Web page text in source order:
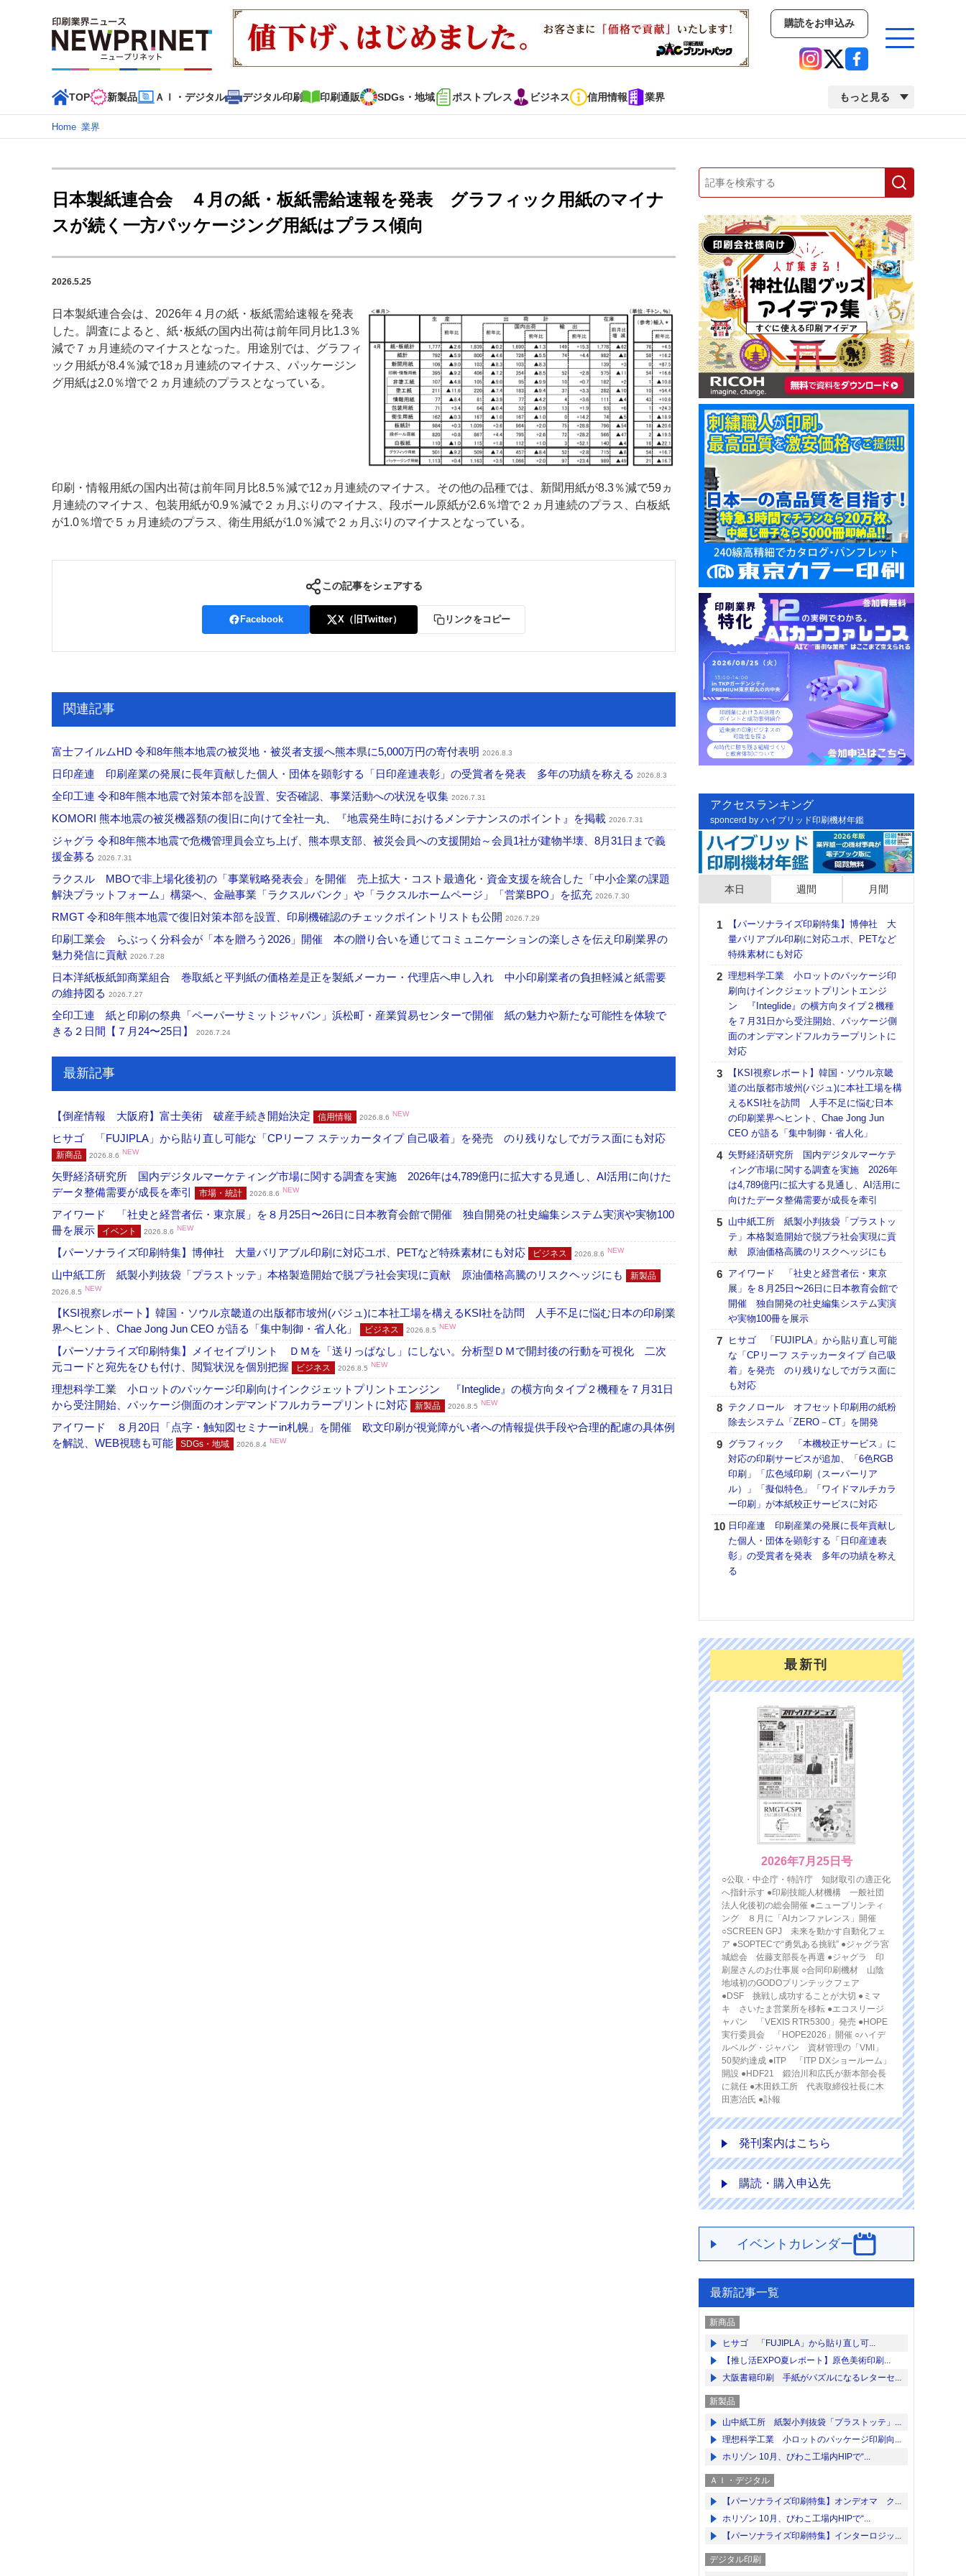
購読をお申込み
TOP 新製品 ＡＩ・デジタル デジタル印刷 印刷通販 SDGs・地域 ポストプレス ビジネス 信用情報 業界 もっと見る
イベント
インデックス
TOP 新着記事 特集記事 動画コンテンツ インタビュー コレクション
カテゴリー一覧
新商品 新製品 ＡＩ・デジタル デジタル印刷 印刷通販 SDGs・地域 市場・統計 人事・移転・異動・訃報
特集記事カテゴリー一覧
中古印刷機・製本機特集
2022 検査・校正特集
特集・デジタル印刷 ～ 新成長軌道を描く
案内
発刊案内 JFPI印刷用語集 印刷機材年鑑
お問い合わせ
Home–業界
日本製紙連合会 ４月の紙・板紙需給速報を発表 グラフィック用紙のマイナ
スが続く一方パッケージング用紙はプラス傾向
2026.5.25
日本製紙連合会は、2026年４月の紙・板紙需給速報を発表
した。調査によると、紙･板紙の国内出荷は前年同月比1.3％
減で７ヵ月連続のマイナスとなった。用途別では、グラフィ
ック用紙が8.4％減で18ヵ月連続のマイナス、パッケージン
グ用紙は2.0％増で２ヵ月連続のプラスとなっている。
印刷・情報用紙の国内出荷は前年同月比8.5％減で12ヵ月連続のマイナス。その他の品種では、新聞用紙が8.3％減で59ヵ
月連続のマイナス、包装用紙が0.9％減で２ヵ月ぶりのマイナス、段ボール原紙が2.6％増で２ヵ月連続のプラス、白板紙
が1.0％増で５ヵ月連続のプラス、衛生用紙が1.0％減で２ヵ月ぶりのマイナスとなっている。
この記事をシェアする
Facebook X（旧Twitter） リンクをコピー
関連記事
富士フイルムHD 令和8年熊本地震の被災地・被災者支援へ熊本県に5,000万円の寄付表明 2026.8.3
日印産連 印刷産業の発展に長年貢献した個人・団体を顕彰する「日印産連表彰」の受賞者を発表 多年の功績を称える 2026.8.3
全印工連 令和8年熊本地震で対策本部を設置、安否確認、事業活動への状況を収集 2026.7.31
KOMORI 熊本地震の被災機器類の復旧に向けて全社一丸、『地震発生時におけるメンテナンスのポイント』を掲載 2026.7.31
ジャグラ 令和8年熊本地震で危機管理員会立ち上げ、熊本県支部、被災会員への支援開始～会員1社が建物半壊、8月31日まで義
援金募る 2026.7.31
ラクスル MBOで非上場化後初の「事業戦略発表会」を開催 売上拡大・コスト最適化・資金支援を統合した「中小企業の課題
解決プラットフォーム」構築へ、金融事業「ラクスルバンク」や「ラクスルホームページ」「営業BPO」を拡充 2026.7.30
RMGT 令和8年熊本地震で復旧対策本部を設置、印刷機確認のチェックポイントリストも公開 2026.7.29
印刷工業会 らぶっく分科会が「本を贈ろう2026」開催 本の贈り合いを通じてコミュニケーションの楽しさを伝え印刷業界の
魅力発信に貢献 2026.7.28
日本洋紙板紙卸商業組合 巻取紙と平判紙の価格差是正を製紙メーカー・代理店へ申し入れ 中小印刷業者の負担軽減と紙需要
の維持図る 2026.7.27
全印工連 紙と印刷の祭典「ペーパーサミットジャパン」浜松町・産業貿易センターで開催 紙の魅力や新たな可能性を体験で
きる２日間【７月24〜25日】
2026.7.24
最新記事
【倒産情報 大阪府】富士美術 破産手続き開始決定 信用情報 2026.8.6 NEW
ヒサゴ 「FUJIPLA」から貼り直し可能な「CPリーフ ステッカータイプ 自己吸着」を発売 のり残りなしでガラス面にも対応
新商品 2026.8.6 NEW
矢野経済研究所 国内デジタルマーケティング市場に関する調査を実施 2026年は4,789億円に拡大する見通し、AI活用に向けた
データ整備需要が成長を牽引
市場・統計 2026.8.6 NEW
アイワード 「社史と経営者伝・東京展」を８月25日〜26日に日本教育会館で開催 独自開発の社史編集システム実演や実物100
冊を展示
イベント 2026.8.6 NEW
【パーソナライズ印刷特集】博伸社 大量バリアブル印刷に対応ユポ、PETなど特殊素材にも対応 ビジネス 2026.8.6 NEW
山中紙工所 紙製小判抜袋「プラストッテ」本格製造開始で脱プラ社会実現に貢献 原油価格高騰のリスクヘッジにも 新製品
2026.8.5 NEW
【KSI視察レポート】韓国・ソウル京畿道の出版都市坡州(パジュ)に本社工場を構えるKSI社を訪問 人手不足に悩む日本の印刷業
界へヒント、Chae Jong Jun CEO が語る「集中制御・省人化」
ビジネス 2026.8.5 NEW
【パーソナライズ印刷特集】メイセイプリント ＤＭを「送りっぱなし」にしない。分析型ＤＭで開封後の行動を可視化 二次
元コードと宛先をひも付け、閲覧状況を個別把握
ビジネス 2026.8.5 NEW
理想科学工業 小ロットのパッケージ印刷向けインクジェットプリントエンジン 『Integlide』の横方向タイプ２機種を７月31日
から受注開始、パッケージ側面のオンデマンドフルカラープリントに対応
新製品 2026.8.5 NEW
アイワード ８月20日「点字・触知図セミナーin札幌」を開催 欧文印刷が視覚障がい者への情報提供手段や合理的配慮の具体例
を解説、WEB視聴も可能
SDGs・地域 2026.8.4 NEW
アクセスランキング
sponcerd by ハイブリッド印刷機材年鑑
本日 週間 月間
【パーソナライズ印刷特集】博伸社 大
量バリアブル印刷に対応ユポ、PETなど
特殊素材にも対応
理想科学工業 小ロットのパッケージ印
刷向けインクジェットプリントエンジ
ン 『Integlide』の横方向タイプ２機種
を７月31日から受注開始、パッケージ側
面のオンデマンドフルカラープリントに
対応
【KSI視察レポート】韓国・ソウル京畿
道の出版都市坡州(パジュ)に本社工場を構
えるKSI社を訪問 人手不足に悩む日本
の印刷業界へヒント、Chae Jong Jun
CEO が語る「集中制御・省人化」
矢野経済研究所 国内デジタルマーケテ
ィング市場に関する調査を実施 2026年
は4,789億円に拡大する見通し、AI活用に
向けたデータ整備需要が成長を牽引
山中紙工所 紙製小判抜袋「プラストッ
テ」本格製造開始で脱プラ社会実現に貢
献 原油価格高騰のリスクヘッジにも
アイワード 「社史と経営者伝・東京
展」を８月25日〜26日に日本教育会館で
開催 独自開発の社史編集システム実演
や実物100冊を展示
ヒサゴ 「FUJIPLA」から貼り直し可能
な「CPリーフ ステッカータイプ 自己吸
着」を発売 のり残りなしでガラス面に
も対応
テクノロール オフセット印刷用の紙粉
除去システム「ZERO－CT」を開発
グラフィック 「本機校正サービス」に
対応の印刷サービスが追加、「6色RGB
印刷」「広色域印刷（スーパーリア
ル）」「擬似特色」「ワイドマルチカラ
ー印刷」が本紙校正サービスに対応
日印産連 印刷産業の発展に長年貢献し
た個人・団体を顕彰する「日印産連表
彰」の受賞者を発表 多年の功績を称え
る
最新刊
2026年7月25日号
○公取・中企庁・特許庁 知財取引の適正化
へ指針示す ●印刷技能人材機構 一般社団
法人化後初の総会開催 ●ニュープリンティ
ング ８月に「AIカンファレンス」開催
○SCREEN GPJ 未来を動かす自動化フェ
ア ●SOPTECで“勇気ある挑戦” ●ジャグラ宮
城総会 佐藤支部長を再選 ●ジャグラ 印
刷屋さんのお仕事展 ○合同印刷機材 山陰
地域初のGODOプリンテックフェア
●DSF 挑戦し成功することが大切 ●ミマ
キ さいたま営業所を移転 ●エコスリージ
ャパン 「VEXIS RTR5300」発売 ●HOPE
実行委員会 「HOPE2026」開催 ○ハイデ
ルベルグ・ジャパン 資材管理の「VMI」
50契約達成 ●ITP 「ITP DXショールーム」
開設 ●HDF21 鍛治川和広氏が新本部会長
に就任 ●木田鉄工所 代表取締役社長に木
田憲治氏 ●訃報
発刊案内はこちら
購読・購入申込先
イベントカレンダー
最新記事一覧
新商品
ヒサゴ 「FUJIPLA」から貼り直し可...
【推し活EXPO夏レポート】原色美術印刷...
大阪書籍印刷 手紙がパズルになるレターセ...
新製品
山中紙工所 紙製小判抜袋「プラストッテ」...
理想科学工業 小ロットのパッケージ印刷向...
ホリゾン 10月、びわこ工場内HIPで“...
ＡＩ・デジタル
【パーソナライズ印刷特集】オンデオマ ク...
ホリゾン 10月、びわこ工場内HIPで“...
【パーソナライズ印刷特集】インターロジッ...
デジタル印刷